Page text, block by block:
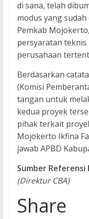
di sana, telah
modus yang
Pemkab
persyaratan teknis
perusahaan
Berdasarkan
(Komisi
tangan untuk
kedua proyek
pihak terkait
Mojokerto Ikfina
jawab APBD
Sumber Referensi
(Direktur CBA)
Share